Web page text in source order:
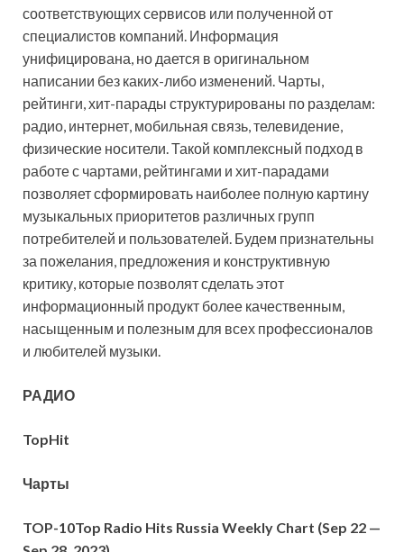
соответствующих сервисов или полученной от
специалистов компаний. Информация
унифицирована, но дается в оригинальном
написании без каких-либо изменений. Чарты,
рейтинги, хит-парады структурированы по разделам:
радио, интернет, мобильная связь, телевидение,
физические носители. Такой комплексный подход в
работе с чартами, рейтингами и хит-парадами
позволяет сформировать наиболее полную картину
музыкальных приоритетов различных групп
потребителей и пользователей. Будем признательны
за пожелания, предложения и конструктивную
критику, которые позволят сделать этот
информационный продукт более качественным,
насыщенным и полезным для всех профессионалов
и любителей музыки.
РАДИО
TopHit
Чарты
TOP-10Top Radio Hits Russia Weekly Chart (Sep 22 —